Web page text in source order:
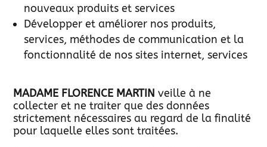
nouveaux produits et services
Développer et améliorer nos produits,
services, méthodes de communication et la
fonctionnalité de nos sites internet, services
MADAME FLORENCE MARTIN veille à ne
collecter et ne traiter que des données
strictement nécessaires au regard de la finalité
pour laquelle elles sont traitées.